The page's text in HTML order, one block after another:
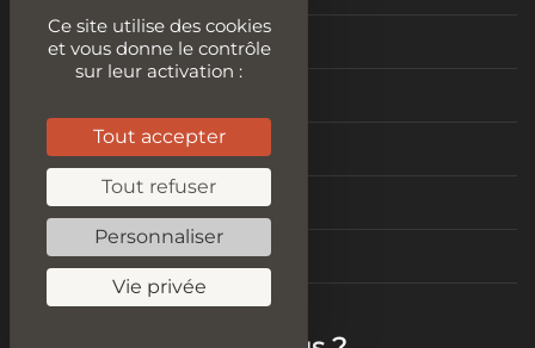
Audit SEO
Idées de contenus
Vitesse de chargement
Test Mobile Friendly
Ce site utilise des cookies
et vous donne le contrôle
sur leur activation :
Tout accepter
Tout refuser
Personnaliser
Vie privée